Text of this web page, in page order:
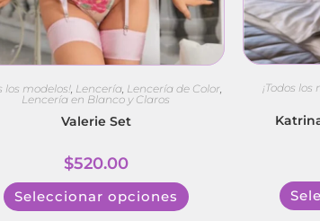
los modelos! Lencería Lencería de Color
Lencería en Blanco y Claros
Valerie Set
$520.00
Seleccionar opciones
¡Todos los